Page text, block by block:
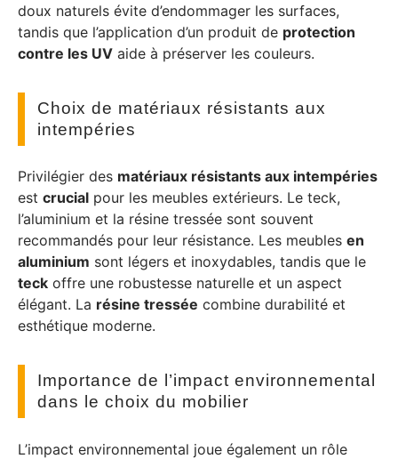
doux naturels évite d’endommager les surfaces,
tandis que l’application d’un produit de protection
contre les UV aide à préserver les couleurs.
Choix de matériaux résistants aux
intempéries
Privilégier des matériaux résistants aux intempéries
est crucial pour les meubles extérieurs. Le teck,
l’aluminium et la résine tressée sont souvent
recommandés pour leur résistance. Les meubles en
aluminium sont légers et inoxydables, tandis que le
teck offre une robustesse naturelle et un aspect
élégant. La résine tressée combine durabilité et
esthétique moderne.
Importance de l’impact environnemental
dans le choix du mobilier
L’impact environnemental joue également un rôle